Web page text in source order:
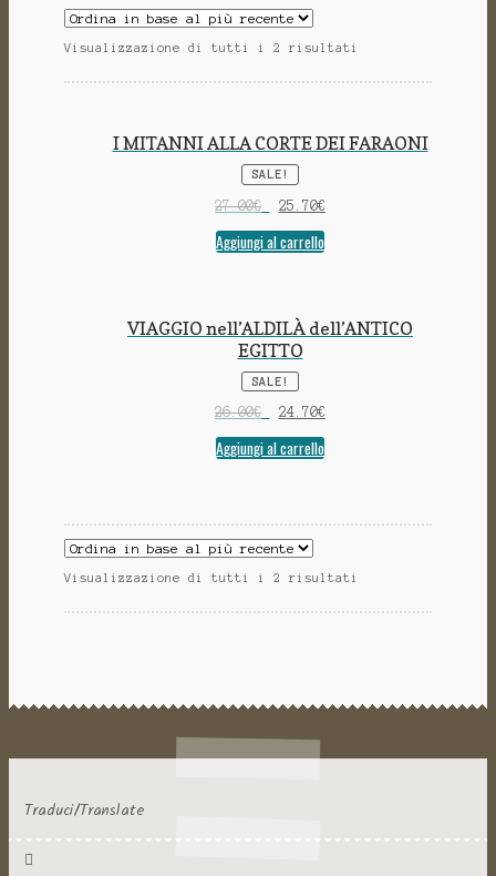
Visualizzazione di tutti i 2 risultati
I MITANNI ALLA CORTE DEI FARAONI
SALE!
27.00€ 25.70€
Aggiungi al carrello
VIAGGIO nell’ALDILÀ dell’ANTICO
EGITTO
SALE!
26.00€ 24.70€
Aggiungi al carrello
Visualizzazione di tutti i 2 risultati
Traduci/Translate